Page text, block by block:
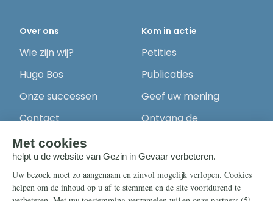
Over ons
Wie zijn wij?
Hugo Bos
Onze successen
Contact
Kom in actie
Petities
Publicaties
Geef uw mening
Ontvang de
Steun ons
Nieuwsbrief
Info
Contact